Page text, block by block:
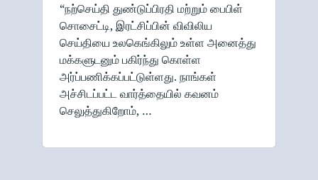
“நற்செய்தி துண்டுப்பிரதி மற்றும் பைபிள்
சொசைட்டி, இரட்சிப்பின் விவிலிய
செய்தியை உலகெங்கிலும் உள்ள அனைத்து
மக்களுடனும் பகிர்ந்து கொள்ள
அர்ப்பணிக்கப்பட்டுள்ளது. நாங்கள்
அச்சிடப்பட்ட வார்த்தையில் கவனம்
செலுத்துகிறோம், …